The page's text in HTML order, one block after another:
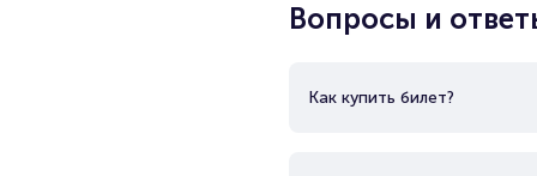
Вопросы и
Как купить билет?